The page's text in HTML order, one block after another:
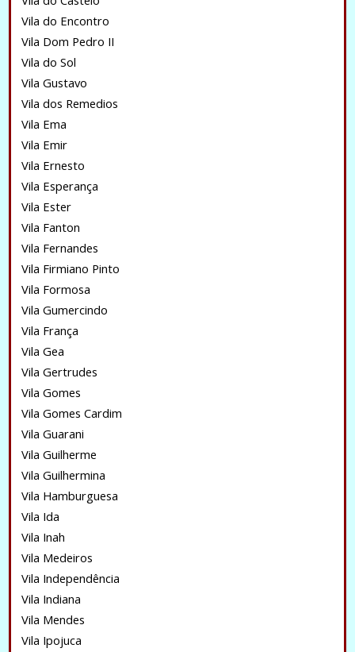
Vila do Encontro
Vila Dom Pedro II
Vila do Sol
Vila Gustavo
Vila dos Remedios
Vila Ema
Vila Emir
Vila Ernesto
Vila Esperança
Vila Ester
Vila Fanton
Vila Fernandes
Vila Firmiano Pinto
Vila Formosa
Vila Gumercindo
Vila França
Vila Gea
Vila Gertrudes
Vila Gomes
Vila Gomes Cardim
Vila Guarani
Vila Guilherme
Vila Guilhermina
Vila Hamburguesa
Vila Ida
Vila Inah
Vila Medeiros
Vila Independência
Vila Indiana
Vila Mendes
Vila Ipojuca